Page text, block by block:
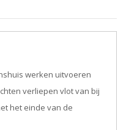
werken uitvoeren
verliepen vlot van bij
het einde van de